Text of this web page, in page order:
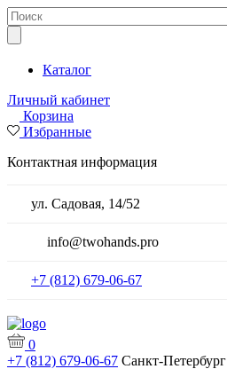
Каталог
Личный кабинет
Корзина
Избранные
Контактная информация
ул. Садовая, 14/52
info@twohands.pro
+7 (812) 679-06-67
0
+7 (812) 679-06-67 Санкт-Петербург